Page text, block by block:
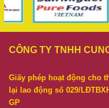
CÔNG TY TNHH
Giấy phép hoạt động cho
lại lao động số 029/
GP